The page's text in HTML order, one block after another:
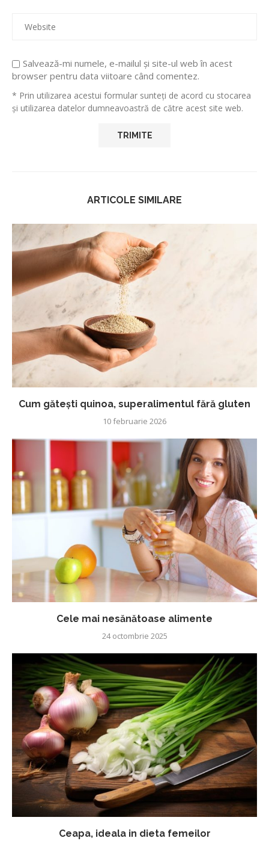
Salvează-mi numele, e-mailul și site-ul web în acest
browser pentru data viitoare când comentez.
* Prin utilizarea acestui formular sunteți de acord cu stocarea
și utilizarea datelor dumneavoastră de către acest site web.
ARTICOLE SIMILARE
Cum gătești quinoa, superalimentul fără gluten
10 februarie 2026
Cele mai nesănătoase alimente
24 octombrie 2025
Ceapa, ideala in dieta femeilor